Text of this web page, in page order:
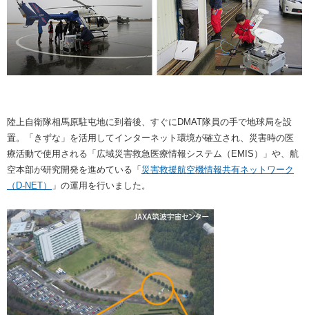
陸上自衛隊相馬原駐屯地に到着後、すぐにDMAT隊員の手で地球局を設
置。「きずな」を活用してインターネット環境が確立され、災害時の医
療活動で使用される「広域災害救急医療情報システム（EMIS）」や、航
空本部が研究開発を進めている「 災害救援航空機情報共有ネットワーク
（D-NET）
」の運用を行いました。